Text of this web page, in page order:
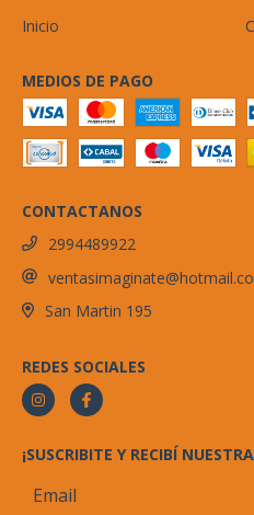
Inicio
MEDIOS DE PAGO
CONTACTANOS
2994489922
San Martin 195
REDES SOCIALES
¡SUSCRIBITE Y RECIBÍ